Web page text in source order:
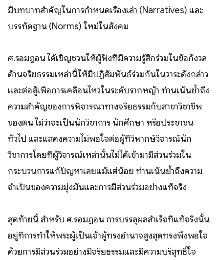
มีบทบาทสำคัญในการกำหนดเรื่องเล่า (Narratives) และ
บรรทัดฐาน (Norms) ใหม่ในสังคม
ศ.รอมฎอน ได้เชิญชวนให้ผู้ฟังที่มีความรู้สึกร่วมในข้อกังวล
ด้านจริยธรรมเหล่านี้ให้มีปฏิสัมพันธ์ร่วมกันในวาระดังกล่าว
และต่อสู้เพื่อการเคลื่อนไหวในระดับรากหญ้า ท่านเน้นย้ำถึง
ความสำคัญของการพิจารณาทางจริยธรรมกับสาขาวิชาชีพ
ของตน ไม่ว่าจะเป็นนักวิชาการ นักศึกษา หรือประชาชน
ทั่วไป และแสดงความไม่พอใจต่อผู้ที่วิพากษ์วิจารณ์นัก
วิชาการโดยที่ผู้วิจารณ์เหล่านั้นไม่ได้เข้ามามีส่วนร่วมใน
กระบวนการแก้ปัญหาเลยแม้แต่น้อย ท่านเน้นย้ำถึงความ
จำเป็นของความมุ่งมั่นและการมีส่วนร่วมอย่างแท้จริง
สุดท้ายนี้ สำหรับ ศ.รอมฎอน การบรรลุผลสำเร็จที่แท้จริงนั้น
อยู่ที่การทำให้พระผู้เป็นเจ้าผู้ทรงอำนาจสูงสุดทรงพึงพอใจ
ด้วยการมีส่วนร่วมอย่างมีจริยธรรมและมีความบริสุทธิ์ใจ